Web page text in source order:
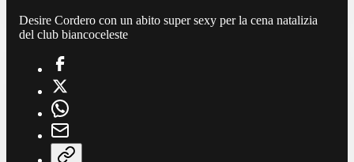
Desire Cordero con un abito super sexy per la cena natalizia
del club biancoceleste